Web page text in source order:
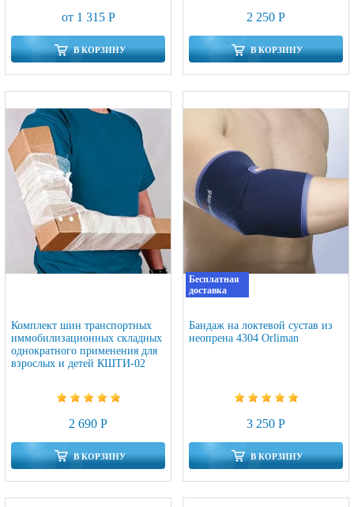
от 1 315 Р
В КОРЗИНУ
2 250 Р
В КОРЗИНУ
Комплект шин транспортных
иммобилизационных складных
однократного применения для
взрослых и детей КШТИ-02
2 690 Р
В КОРЗИНУ
Бесплатная
доставка
Бандаж на локтевой сустав из
неопрена 4304 Orliman
3 250 Р
В КОРЗИНУ